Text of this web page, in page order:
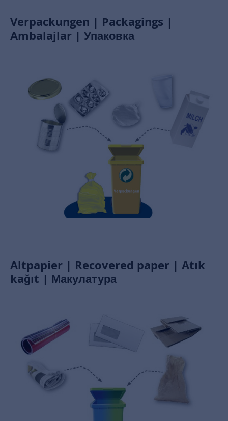
Verpackungen | Packagings |
Ambalajlar | Упаковка
Altpapier | Recovered paper | Atık
kağıt | Макулатура